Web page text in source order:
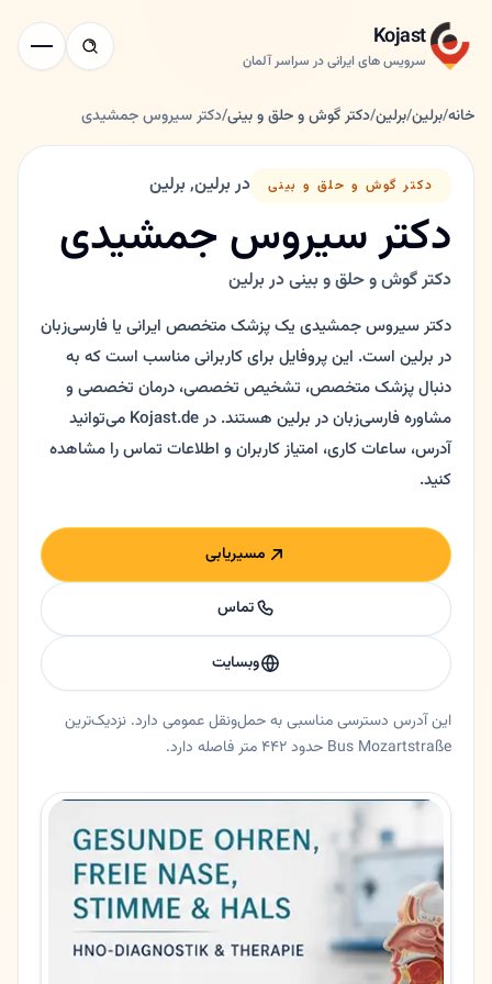
Kojast
سرویس های ایرانی در سراسر آلمان
خانه/برلین/برلین/دکتر گوش و حلق و بینی/دکتر سیروس جمشیدی
دکتر گوش و حلق و بینی در برلین, برلین
دکتر سیروس جمشیدی
دکتر گوش و حلق و بینی در برلین
دکتر سیروس جمشیدی یک پزشک متخصص ایرانی یا فارسی‌زبان
در برلین است. این پروفایل برای کاربرانی مناسب است که به
دنبال پزشک متخصص، تشخیص تخصصی، درمان تخصصی و
مشاوره فارسی‌زبان در برلین هستند. در Kojast.de می‌توانید
آدرس، ساعات کاری، امتیاز کاربران و اطلاعات تماس را مشاهده
کنید.
مسیریابی
تماس
وبسایت
این آدرس دسترسی مناسبی به حمل‌ونقل عمومی دارد. نزدیک‌ترین
Bus Mozartstraße حدود ۴۴۲ متر فاصله دارد.
دکتر گوش و حلق و بینی دکتر سیروس جمشیدی در برلین، برلین. 🇮🇷 دکتر سیروس جمشیدی - متخصص گوش، حلق و بینی و جراح زیبایی صورت در برلین اشتگلیتس 🟡 خلاصه کوتاه درمان کامل اختلالات گوش، حلق و بینی همراه با جراحی‌های زیبایی صورت - از جمله جراحی بینی،
برلین
شهر
برلین
آدرس
Corneliusstraße 1